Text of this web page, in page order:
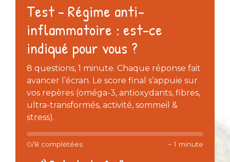
Test - Régime anti-
inflammatoire : est-ce
indiqué pour vous ?
8 questions, 1 minute. Chaque réponse fait
avancer l’écran. Le score final s’appuie sur
vos repères (oméga-3, antioxydants, fibres,
ultra-transformés, activité, sommeil &
stress).
0/8 complétées ~ 1 minute